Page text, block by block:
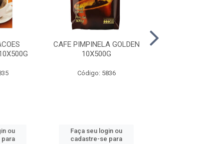
ou
CAFE PIMPINELA GOLDEN
10X500G
Código: 5836
Faça seu login ou
cadastre-se para